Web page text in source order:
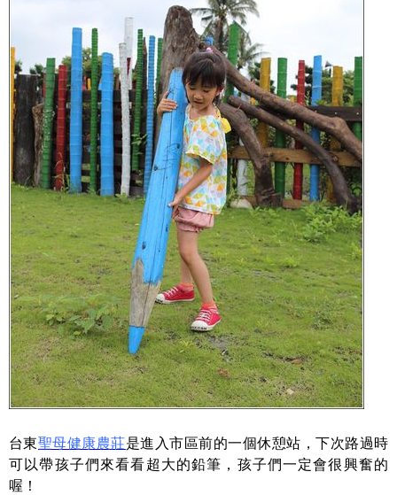
台東聖母健康農莊是進入市區前的一個休憩站，下次路過時
可以帶孩子們來看看超大的鉛筆，孩子們一定會很興奮的
喔！